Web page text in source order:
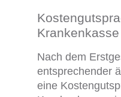
Krankenkasse
Nach dem
entsprechender
eine